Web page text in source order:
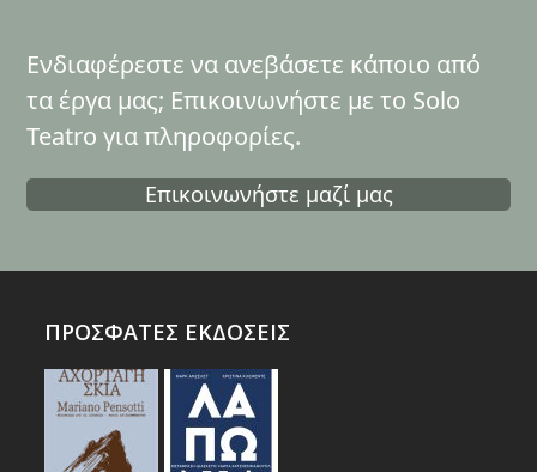
Ενδιαφέρεστε να ανεβάσετε κάποιο από
τα έργα μας; Επικοινωνήστε με το Solo
Teatro για πληροφορίες.
Επικοινωνήστε μαζί μας
ΠΡΟΣΦΑΤΕΣ ΕΚΔΟΣΕΙΣ